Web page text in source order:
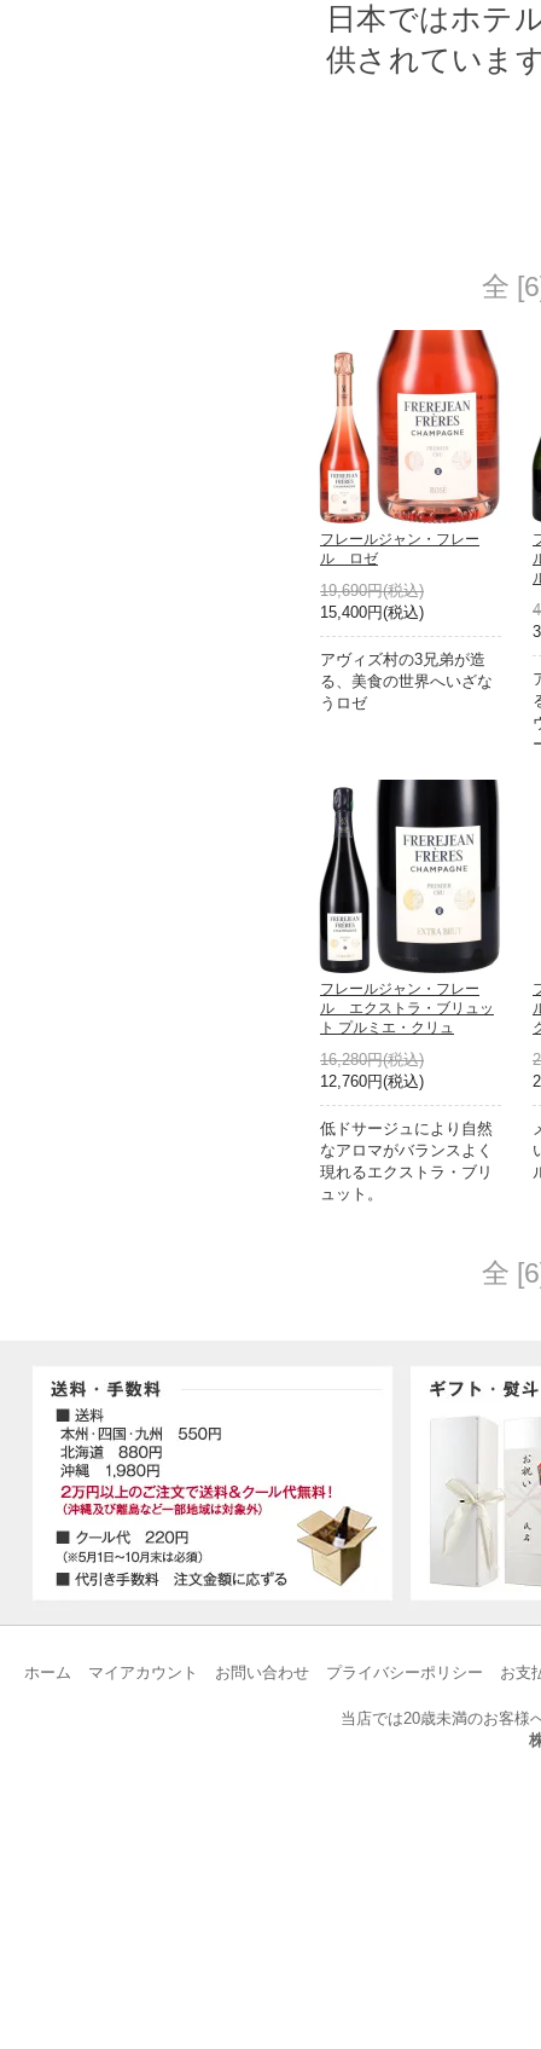
日本ではホテ
供されていま
全
フレールジャン・フレー
ル ロゼ
19,690円(税込)
15,400円(税込)
アヴィズ村の3兄弟が造
る、美食の世界へいざな
うロゼ
フレールジャン・フレー
ル エクストラ・ブリュッ
ト プルミエ・クリュ
16,280円(税込)
12,760円(税込)
低ドサージュにより自然
なアロマがバランスよく
現れるエクストラ・ブリ
ュット。
全
ホーム マイアカウント お問い合わせ プライバシーポリシー お支
当店では20歳未満のお客様